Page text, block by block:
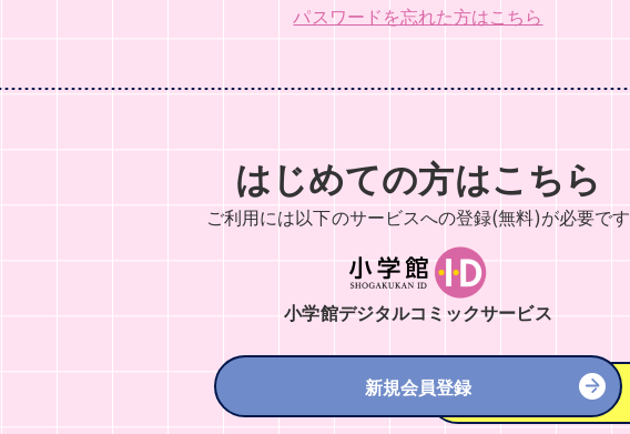
パスワードを忘れた方はこちら
はじめての方はこちら
ご利用には以下のサービスへの登録(無料)が必要です
小学館デジタルコミックサービス
新規会員登録